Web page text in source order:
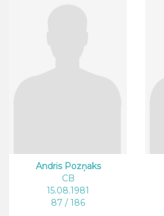
Andris Pozņaks
CB
15.08.1981
87 / 186